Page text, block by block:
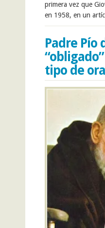
primera vez que
en 1958, en un
Padre Pío
tipo de